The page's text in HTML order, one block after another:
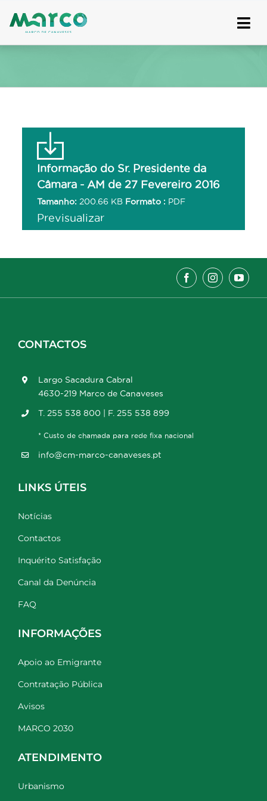
to
Informação do Sr. Presidente da
Câmara - AM de 27 Fevereiro 2016
Tamanho: 200.66 KB Formato : PDF
Previsualizar
CONTACTOS
Largo Sacadura Cabral
4630-219 Marco de Canaveses
T. 255 538 800 | F. 255 538 899
* Custo de chamada para rede fixa nacional
info@cm-marco-canaveses.pt
LINKS ÚTEIS
Notícias
Contactos
Inquérito Satisfação
Canal da Denúncia
FAQ
INFORMAÇÕES
Apoio ao Emigrante
Contratação Pública
Avisos
MARCO 2030
ATENDIMENTO
Urbanismo